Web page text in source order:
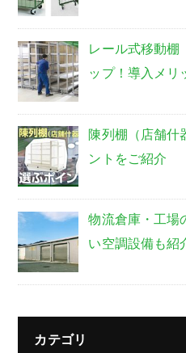
レール式移動棚
ップ！導入メリ
陳列棚（店舗什
ントをご紹介
物流倉庫・工場
い空調設備も紹
カテゴリ